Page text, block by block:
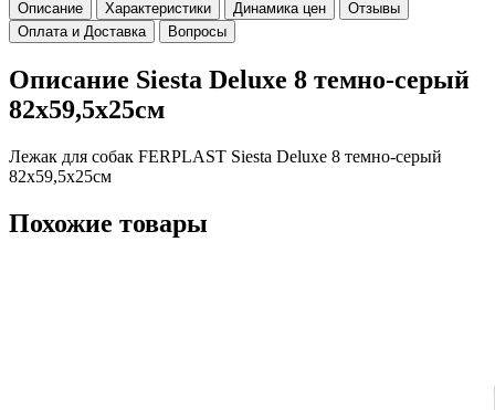
Описание Характеристики Динамика цен
Отзывы
Оплата и Доставка
Вопросы
Описание Siesta Deluxe 8 темно-серый
82x59,5x25см
Лежак для собак FERPLAST Siesta Deluxe 8 темно-серый
82x59,5x25см
Похожие товары